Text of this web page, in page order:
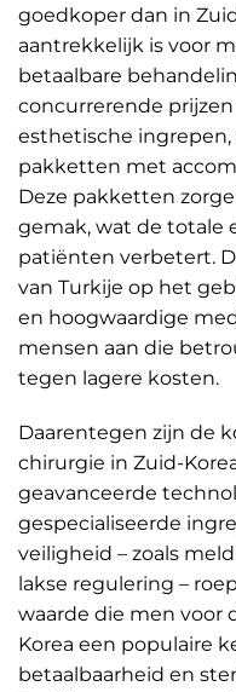
goedkoper dan in
aantrekkelijk is voor
betaalbare
concurrerende prijzen
esthetische
pakketten met
Deze pakketten
gemak, wat de totale
patiënten verbetert.
van Turkije op het
en hoogwaardige
mensen aan die
tegen lagere kosten.
Daarentegen zijn de
chirurgie in Zuid-
geavanceerde
gespecialiseerde
veiligheid – zoals
lakse regulering –
waarde die men voor
Korea een populaire
betaalbaarheid en